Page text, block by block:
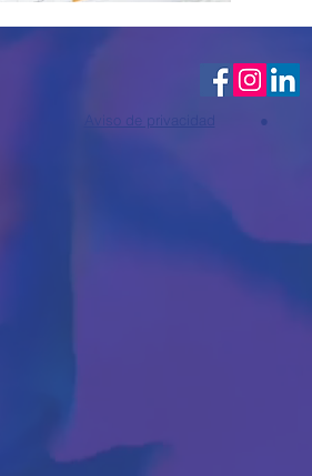
Aviso de privacidad ● ©